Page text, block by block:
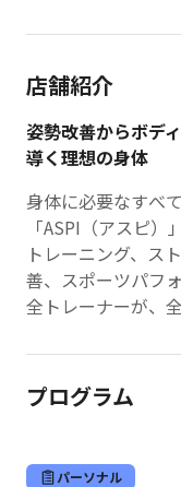
店舗紹介
姿勢改善からボデ
導く理想の身体
身体に必要なすべ
「ASPI（アスピ）」
トレーニング、ス
善、スポーツパフ
全トレーナーが、
これまでの運動歴
最も効率的で無理
供します。
る方も、是非一度
プログラム
パーソナル